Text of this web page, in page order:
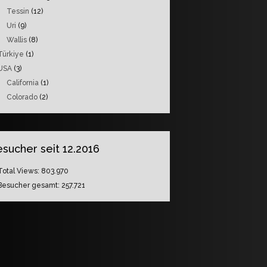
Tessin (12)
Uri (9)
Wallis (8)
(1)
(3)
California (1)
Colorado (2)
seit 12.2016
Views: 803.970
gesamt:257.721